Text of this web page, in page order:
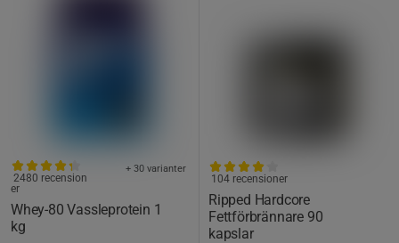
Whey-80 Vassleprotein 1
kg
+ 30 varianter
2480 recension
er
Ripped Hardcore
Fettförbrännare 90
kapslar
104 recensioner